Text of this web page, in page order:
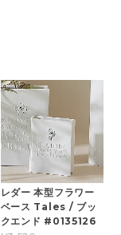
レダー 本型フラワー
ベース Tales / ブッ
クエンド #0135126